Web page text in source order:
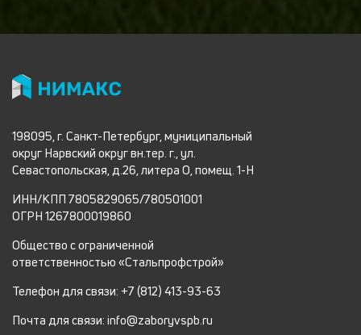
198095, г. Санкт-Петербург, муниципальный
округ Нарвский округ вн.тер. г., ул.
Севастопольская, д.26, литера О, помещ. 1-Н
ИНН/КПП 7805829065/780501001
ОГРН 1267800019860
Общество с ограниченной
ответственностью «Стальпрофстрой»
Телефон для связи: +7 (812) 413-93-63
Почта для связи: info@zaboryvspb.ru